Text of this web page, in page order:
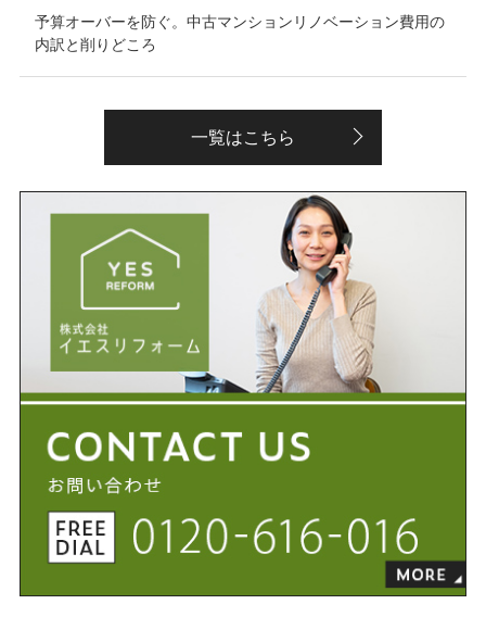
予算オーバーを防ぐ。中古マンションリノベーション費用の
内訳と削りどころ
一覧はこちら